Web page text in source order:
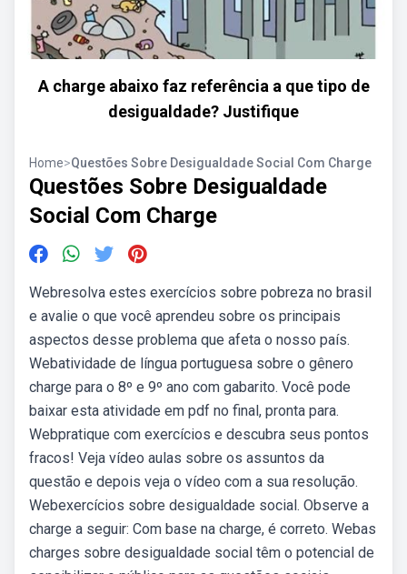
A charge abaixo faz referência a que tipo de
desigualdade? Justifique
Home>Questões Sobre Desigualdade Social Com Charge
Questões Sobre Desigualdade
Social Com Charge
Webresolva estes exercícios sobre pobreza no brasil
e avalie o que você aprendeu sobre os principais
aspectos desse problema que afeta o nosso país.
Webatividade de língua portuguesa sobre o gênero
charge para o 8º e 9º ano com gabarito. Você pode
baixar esta atividade em pdf no final, pronta para.
Webpratique com exercícios e descubra seus pontos
fracos! Veja vídeo aulas sobre os assuntos da
questão e depois veja o vídeo com a sua resolução.
Webexercícios sobre desigualdade social. Observe a
charge a seguir: Com base na charge, é correto. Webas
charges sobre desigualdade social têm o potencial de